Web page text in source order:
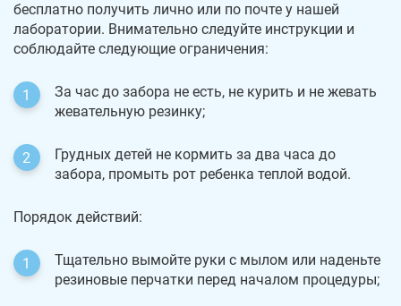
бесплатно получить лично или по почте у нашей
лаборатории. Внимательно следуйте инструкции и
соблюдайте следующие ограничения:
За час до забора не есть, не курить и не жевать
жевательную резинку;
Грудных детей не кормить за два часа до
забора, промыть рот ребенка теплой водой.
Порядок действий:
Тщательно вымойте руки с мылом или наденьте
резиновые перчатки перед началом процедуры;